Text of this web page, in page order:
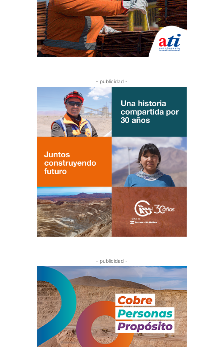
- publicidad -
- publicidad -